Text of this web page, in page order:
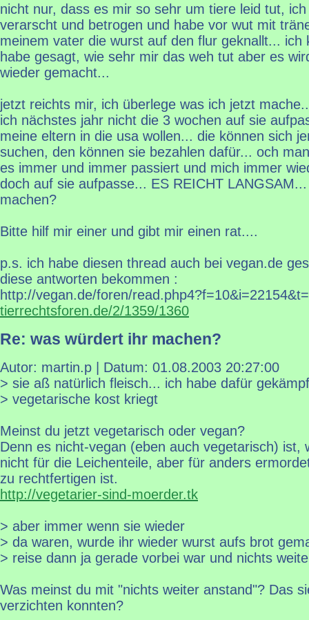
nicht nur, dass es mir so sehr um tiere leid tut,
verarscht und betrogen und habe vor wut mit
meinem vater die wurst auf den flur geknallt... ich
habe gesagt, wie sehr mir das weh tut aber es
wieder gemacht...
jetzt reichts mir, ich überlege was ich jetzt
ich nächstes jahr nicht die 3 wochen auf sie
meine eltern in die usa wollen... die können sich
suchen, den können sie bezahlen dafür... och
es immer und immer passiert und mich immer
doch auf sie aufpasse... ES REICHT
machen?
Bitte hilf mir einer und gibt mir einen rat....
p.s. ich habe diesen thread auch bei vegan.de
diese antworten bekommen :
http://vegan.de/foren/
tierrechtsforen.de/2/1359/1360
Re: was würdert ihr machen?
Autor: martin.p | Datum: 01.08.2003 20:27:00
> sie aß natürlich fleisch... ich habe dafür
> vegetarische kost kriegt
Meinst du jetzt vegetarisch oder vegan?
Denn es nicht-vegan (eben auch vegetarisch) ist,
nicht für die Leichenteile, aber für anders
zu rechtfertigen ist.
http://vegetarier-sind-moerder.tk
> aber immer wenn sie wieder
> da waren, wurde ihr wieder wurst aufs brot
> reise dann ja gerade vorbei war und nichts
Was meinst du mit "nichts weiter anstand"? Das
verzichten konnten?